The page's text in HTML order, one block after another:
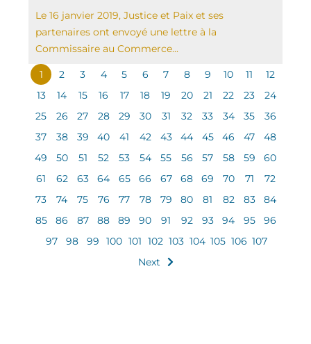
Le 16 janvier 2019, Justice et Paix et ses
partenaires ont envoyé une lettre à la
Commissaire au Commerce...
1 2 3 4 5 6 7 8 9 10 11
12
13
14 15 16 17 18 19 20 21 22 23
24
25
26 27 28 29 30 31 32 33 34 35
36
37
38 39 40 41 42 43 44 45 46 47
48
49
50 51 52 53 54 55 56 57 58 59
60
61
62 63 64 65 66 67 68 69 70 71
72
73
74 75 76 77 78 79 80 81 82 83
84
85
86 87 88 89 90 91 92 93 94 95
96
97
98 99 100 101 102 103 104 105 106 107
Next